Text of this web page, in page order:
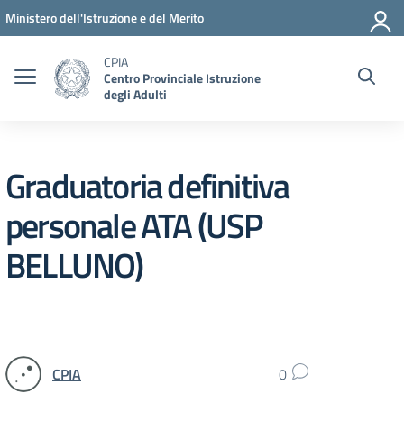
Vai ai contenuti
Vai al menu di navigazione
Vai al footer
Ministero dell'Istruzione e del Merito
CPIA
Centro Provinciale Istruzione
degli Adulti
Graduatoria definitiva
personale ATA (USP
BELLUNO)
CPIA 0